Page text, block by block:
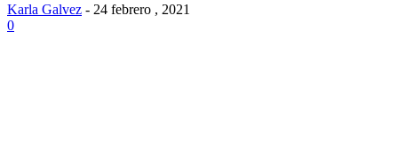
Karla Galvez - 24 febrero , 2021
0